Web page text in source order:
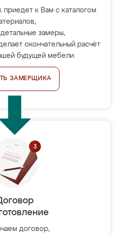
к Вам с каталогом
замеры,
окончательный расчёт
будущей мебели.
ЗАМЕРЩИКА
договор,